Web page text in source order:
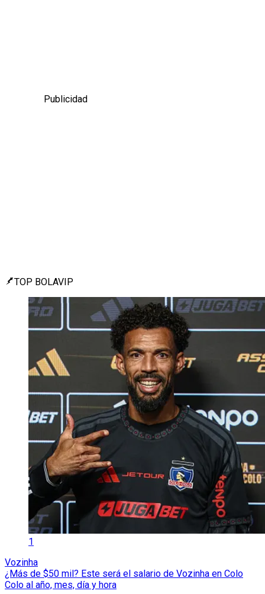
Publicidad
TOP BOLAVIP
1
Vozinha
¿Más de $50 mil? Este será el salario de Vozinha en Colo
Colo al año, mes, día y hora